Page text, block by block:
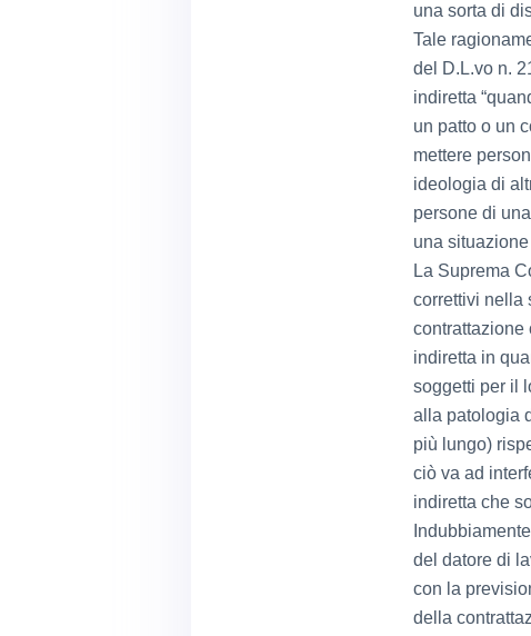
una sorta di
Tale
del D.L.vo n.
indiretta
un patto o un
mettere
ideologia di
persone di
una
La Suprema
correttivi nella
contrattazione
indiretta in
soggetti per il
alla patologia
più lungo)
ciò va ad
indiretta che
del datore di
con la
della